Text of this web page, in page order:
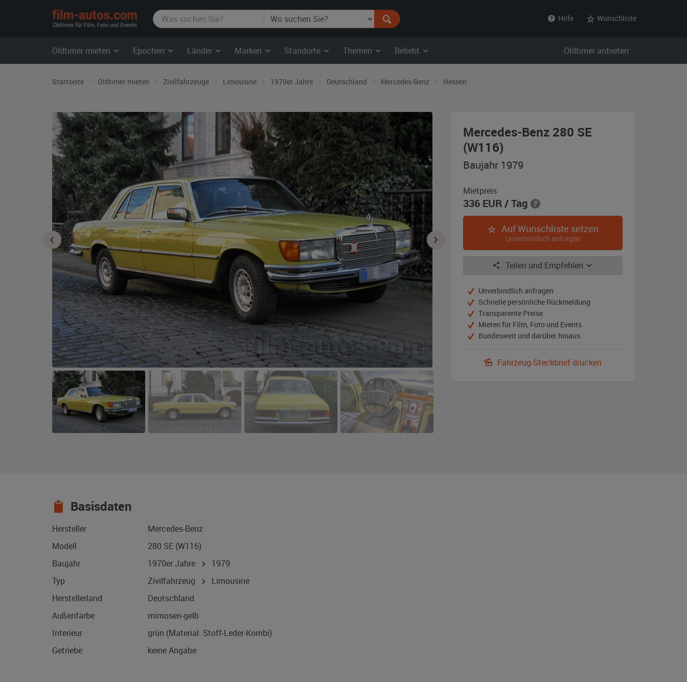
film-
autos.com
Hilfe Wunschliste
Oldtimer mieten Epochen Länder Marken Standorte Themen Beliebt Oldtimer anbieten
Startseite Oldtimer mieten Zivilfahrzeuge Limousine 1970er Jahre Deutschland Mercedes-Benz Hessen
Mercedes-Benz 280 SE
(W116)
Baujahr
gelb
Baujahr 1979
Mietpreis
336 EUR/ Tag
Auf Wunschliste setzen
Unverbindlich anfragen
Teilen und Empfehlen
Unverbindlich anfragen
Schnelle persönliche Rückmeldung
Transparente Preise
Mieten für Film, Foto und Events
Bundesweit und darüber hinaus
Fahrzeug-Steckbrief drucken
Basisdaten
Hersteller
Mercedes-Benz
Modell
280 SE (W116)
Baujahr
1970er Jahre
1979
Typ
Zivilfahrzeug
Limousine
Herstellerland
Deutschland
Außenfarbe
mimosen-gelb
Interieur
grün (Material: Stoff-Leder-Kombi)
Getriebe
keine Angabe